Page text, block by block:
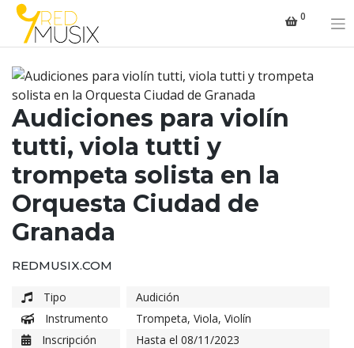
Saltar
contenido
0
Audiciones para violín
tutti, viola tutti y
trompeta solista en la
Orquesta Ciudad de
Granada
REDMUSIX.COM
Tipo
Audición
Instrumento
Trompeta, Viola, Violín
Inscripción
Hasta el 08/11/2023